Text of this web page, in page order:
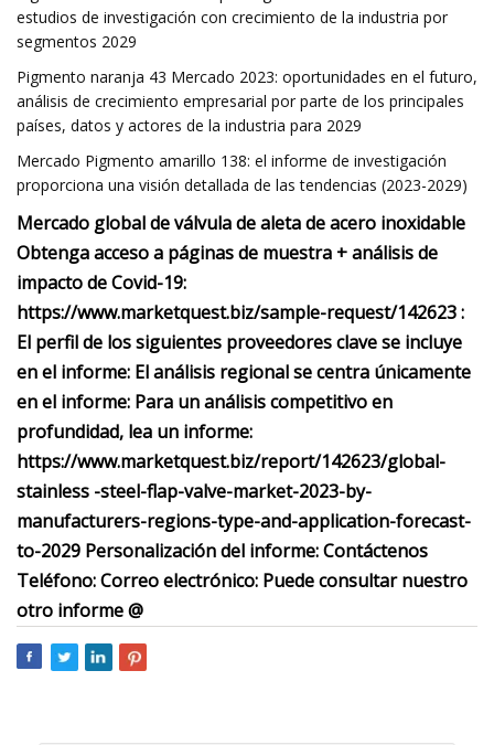
estudios de investigación con crecimiento de la industria por
segmentos 2029
Pigmento naranja 43 Mercado 2023: oportunidades en el futuro,
análisis de crecimiento empresarial por parte de los principales
países, datos y actores de la industria para 2029
Mercado Pigmento amarillo 138: el informe de investigación
proporciona una visión detallada de las tendencias (2023-2029)
Mercado global de válvula de aleta de acero inoxidable
Obtenga acceso a páginas de muestra + análisis de
impacto de Covid-19:
https://www.marketquest.biz/sample-request/142623 :
El perfil de los siguientes proveedores clave se incluye
en el informe: El análisis regional se centra únicamente
en el informe: Para un análisis competitivo en
profundidad, lea un informe:
https://www.marketquest.biz/report/142623/global-
stainless -steel-flap-valve-market-2023-by-
manufacturers-regions-type-and-application-forecast-
to-2029 Personalización del informe: Contáctenos
Teléfono: Correo electrónico: Puede consultar nuestro
otro informe @